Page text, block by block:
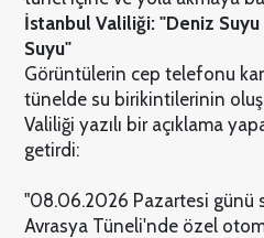
İstanbul Valiliği: "Deniz Suyu
Suyu"
Görüntülerin cep telefonu
tünelde su birikintilerinin
Valiliği yazılı bir açıklama
getirdi:
"08.06.2026 Pazartesi günü
Avrasya Tüneli'nde özel